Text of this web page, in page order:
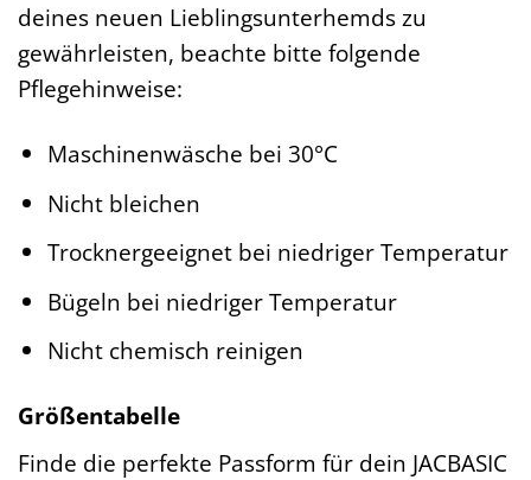
deines neuen Lieblingsunterhemds zu
gewährleisten, beachte bitte folgende
Pflegehinweise:
Maschinenwäsche bei 30°C
Nicht bleichen
Trocknergeeignet bei niedriger Temperatur
Bügeln bei niedriger Temperatur
Nicht chemisch reinigen
Größentabelle
Finde die perfekte Passform für dein JACBASIC